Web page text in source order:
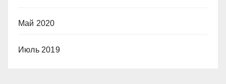
Май 2020
Июль 2019